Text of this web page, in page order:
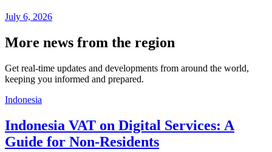
July 6, 2026
More news from the region
Get real-time updates and developments from around the world,
keeping you informed and prepared.
Indonesia
Indonesia VAT on Digital Services: A
Guide for Non-Residents